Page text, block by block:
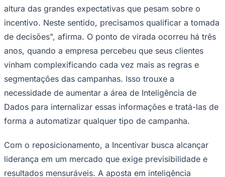
altura das grandes expectativas que pesam sobre o
incentivo. Neste sentido, precisamos qualificar a tomada
de decisões", afirma. O ponto de virada ocorreu há três
anos, quando a empresa percebeu que seus clientes
vinham complexificando cada vez mais as regras e
segmentações das campanhas. Isso trouxe a
necessidade de aumentar a área de Inteligência de
Dados para internalizar essas informações e tratá-las de
forma a automatizar qualquer tipo de campanha.
Com o reposicionamento, a Incentivar busca alcançar
liderança em um mercado que exige previsibilidade e
resultados mensuráveis. A aposta em inteligência